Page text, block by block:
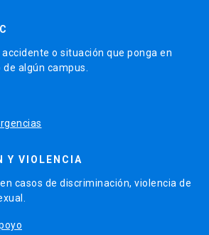
o situación que ponga en
algún campus.
Y VIOLENCIA
casos de discriminación, violencia de